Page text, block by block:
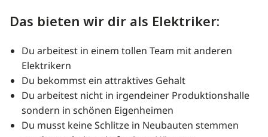
Das bieten wir dir als Elektriker:
Du arbeitest in einem tollen Team mit anderen
Elektrikern
Du bekommst ein attraktives Gehalt
Du arbeitest nicht in irgendeiner Produktionshalle
sondern in schönen Eigenheimen
Du musst keine Schlitze in Neubauten stemmen